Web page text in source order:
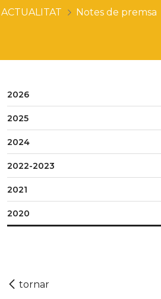
ACTUALITAT Notes de premsa
2026
2025
2024
2022-2023
2021
2020